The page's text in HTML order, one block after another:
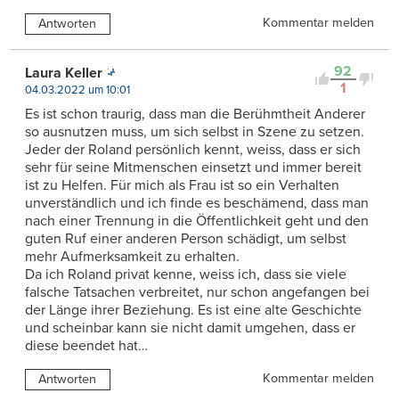
Antworten Kommentar melden
92
1
Laura Keller
04.03.2022 um 10:01
Es ist schon traurig, dass man die Berühmtheit Anderer
so ausnutzen muss, um sich selbst in Szene zu setzen.
Jeder der Roland persönlich kennt, weiss, dass er sich
sehr für seine Mitmenschen einsetzt und immer bereit
ist zu Helfen. Für mich als Frau ist so ein Verhalten
unverständlich und ich finde es beschämend, dass man
nach einer Trennung in die Öffentlichkeit geht und den
guten Ruf einer anderen Person schädigt, um selbst
mehr Aufmerksamkeit zu erhalten.
Da ich Roland privat kenne, weiss ich, dass sie viele
falsche Tatsachen verbreitet, nur schon angefangen bei
der Länge ihrer Beziehung. Es ist eine alte Geschichte
und scheinbar kann sie nicht damit umgehen, dass er
diese beendet hat…
Antworten
Kommentar melden